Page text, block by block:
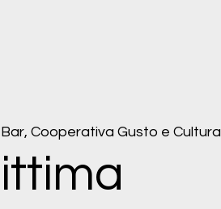
Cooperativa Gusto e Cultura